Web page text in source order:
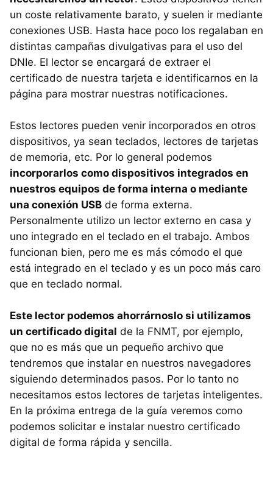
un coste relativamente barato, y suelen ir mediante
conexiones USB. Hasta hace poco los regalaban en
distintas campañas divulgativas para el uso del
DNIe. El lector se encargará de extraer el
certificado de nuestra tarjeta e identificarnos en la
página para mostrar nuestras notificaciones.
Estos lectores pueden venir incorporados en otros
dispositivos, ya sean teclados, lectores de tarjetas
de memoria, etc. Por lo general podemos
incorporarlos como dispositivos integrados en
nuestros equipos de forma interna o mediante
una conexión USB de forma externa.
Personalmente utilizo un lector externo en casa y
uno integrado en el teclado en el trabajo. Ambos
funcionan bien, pero me es más cómodo el que
está integrado en el teclado y es un poco más caro
que en teclado normal.
Este lector podemos ahorrárnoslo si utilizamos
un certificado digital de la FNMT, por ejemplo,
que no es más que un pequeño archivo que
tendremos que instalar en nuestros navegadores
siguiendo determinados pasos. Por lo tanto no
necesitamos estos lectores de tarjetas inteligentes.
En la próxima entrega de la guía veremos como
podemos solicitar e instalar nuestro certificado
digital de forma rápida y sencilla.